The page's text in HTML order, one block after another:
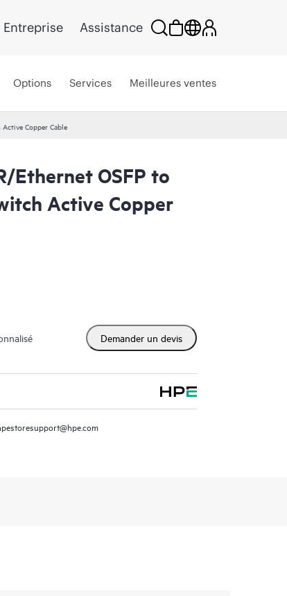
Entreprise Assistance
Options Services Meilleures ventes
Copper Cable
Ethernet OSFP to
Active Copper
Demander un devis